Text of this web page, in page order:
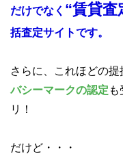
だけでなく “賃貸査
括査定サイトです。
さらに、これほどの提
バシーマークの認定
リ！
だけど・・・